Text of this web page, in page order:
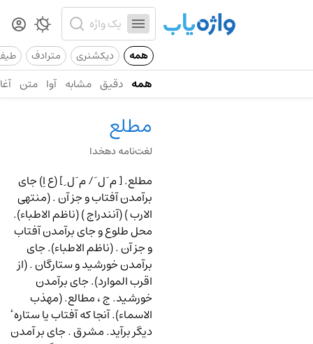
همه دیکشنری مترادف
همه دقیق مشابه آوا متن
مطلع
لغت‌نامه دهخدا
مطلع.[ م َ ل َ/م َ ل ِ ] (ع اِ) جای
برآمدن آفتاب و جز آن . (منتهی
الارب ) (آنندراج ) (ناظم الاطباء).
محل طلوع و جای برآمدن آفتاب
و جز آن . (ناظم الاطباء). جای
برآمدن خورشید و ستارگان . (از
اقرب الموارد). جای برآمدن
خورشید. ج ، مطالع. (مهذب
الاسماء). آنجا که آفتاب یا ستاره ٔ
دیگر برآید. مشرق . جای بر آمدن